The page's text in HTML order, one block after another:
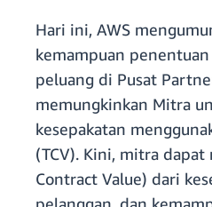
Hari ini, AWS
kemampuan
peluang di Pusat
memungkinkan Mitra
kesepakatan
(TCV). Kini, mitra
Contract Value) dari